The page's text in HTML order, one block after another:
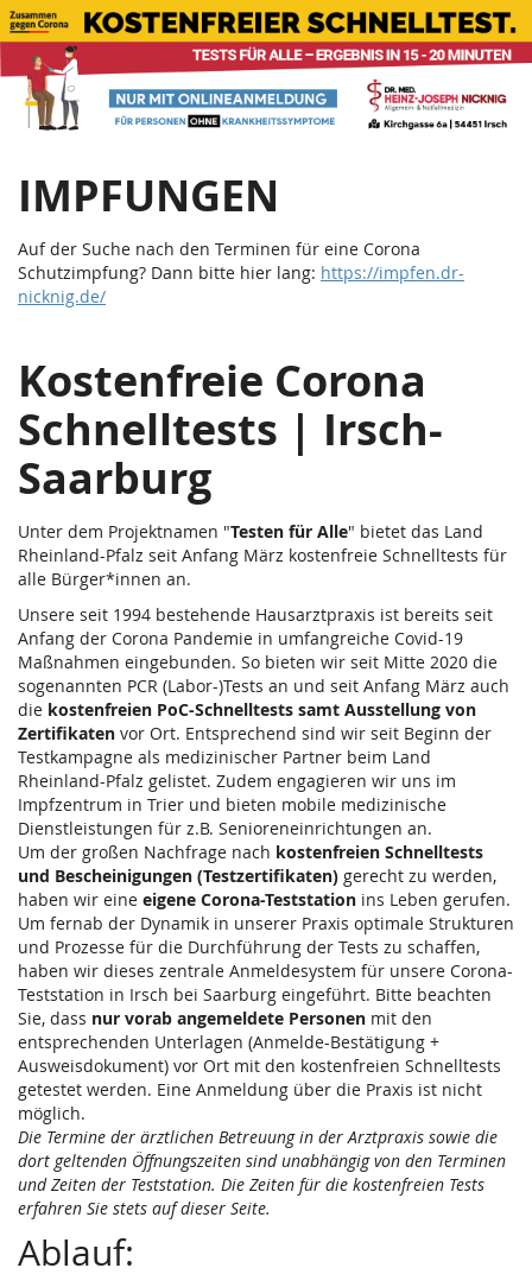
Zum
Haupt-
Inhalt
springen
Corona
Schnelltests
Teststation
Irsch
Saarburg
IMPFUNGEN
Auf der Suche nach den Terminen für eine Corona
Schutzimpfung? Dann bitte hier lang: https://impfen.dr-
nicknig.de/
Kostenfreie Corona
Schnelltests | Irsch-
Saarburg
Unter dem Projektnamen "Testen für Alle" bietet das Land
Rheinland-Pfalz seit Anfang März kostenfreie Schnelltests für
alle Bürger*innen an.
Unsere seit 1994 bestehende Hausarztpraxis ist bereits seit
Anfang der Corona Pandemie in umfangreiche Covid-19
Maßnahmen eingebunden. So bieten wir seit Mitte 2020 die
sogenannten PCR (Labor-)Tests an und seit Anfang März auch
die kostenfreien PoC-Schnelltests samt Ausstellung von
Zertifikaten vor Ort. Entsprechend sind wir seit Beginn der
Testkampagne als medizinischer Partner beim Land
Rheinland-Pfalz gelistet. Zudem engagieren wir uns im
Impfzentrum in Trier und bieten mobile medizinische
Dienstleistungen für z.B. Senioreneinrichtungen an.
Um der großen Nachfrage nach kostenfreien Schnelltests
und Bescheinigungen (Testzertifikaten) gerecht zu werden,
haben wir eine eigene Corona-Teststation ins Leben gerufen.
Um fernab der Dynamik in unserer Praxis optimale Strukturen
und Prozesse für die Durchführung der Tests zu schaffen,
haben wir dieses zentrale Anmeldesystem für unsere Corona-
Teststation in Irsch bei Saarburg eingeführt. Bitte beachten
Sie, dass nur vorab angemeldete Personen mit den
entsprechenden Unterlagen (Anmelde-Bestätigung +
Ausweisdokument) vor Ort mit den kostenfreien Schnelltests
getestet werden. Eine Anmeldung über die Praxis ist nicht
möglich.
Die Termine der ärztlichen Betreuung in der Arztpraxis sowie die
dort geltenden Öffnungszeiten sind unabhängig von den Terminen
und Zeiten der Teststation. Die Zeiten für die kostenfreien Tests
erfahren Sie stets auf dieser Seite.
Ablauf: